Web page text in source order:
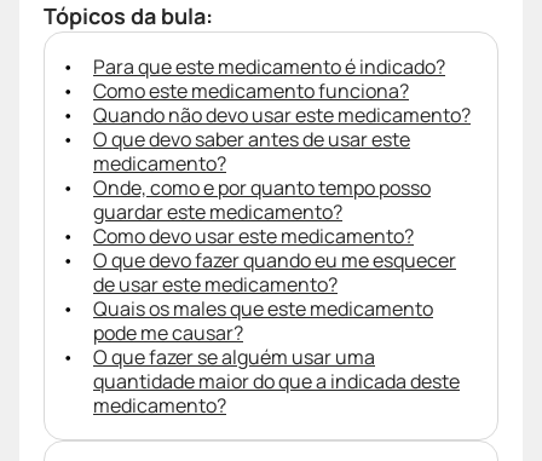
Tópicos da bula:
Para que este medicamento é indicado?
Como este medicamento funciona?
Quando não devo usar este medicamento?
O que devo saber antes de usar este
medicamento?
Onde, como e por quanto tempo posso
guardar este medicamento?
Como devo usar este medicamento?
O que devo fazer quando eu me esquecer
de usar este medicamento?
Quais os males que este medicamento
pode me causar?
O que fazer se alguém usar uma
quantidade maior do que a indicada deste
medicamento?